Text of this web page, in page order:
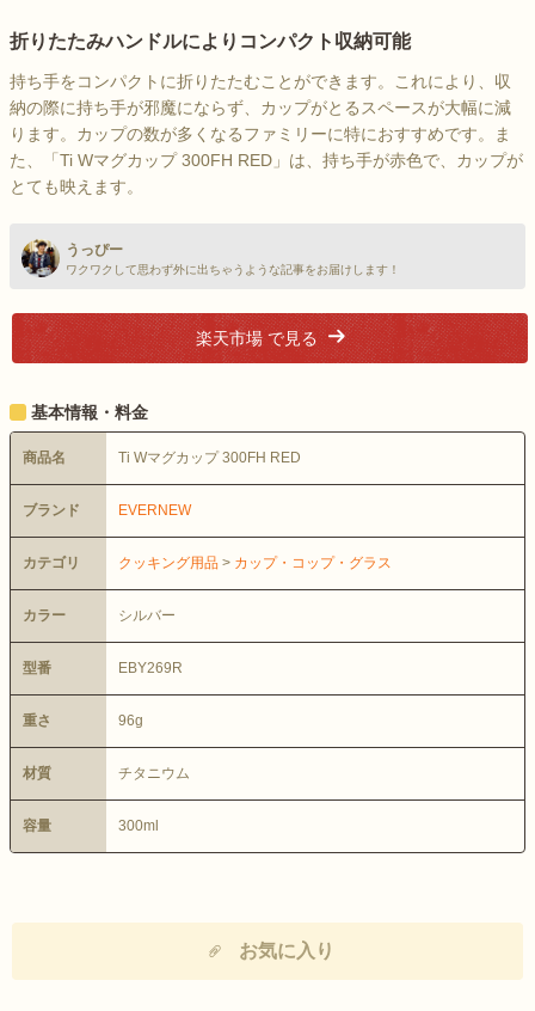
折りたたみハンドルによりコンパクト収納可能
持ち手をコンパクトに折りたたむことができます。これにより、収
納の際に持ち手が邪魔にならず、カップがとるスペースが大幅に減
ります。カップの数が多くなるファミリーに特におすすめです。ま
た、「Ti Wマグカップ 300FH RED」は、持ち手が赤色で、カップが
とても映えます。
うっぴー
ワクワクして思わず外に出ちゃうような記事をお届けします！
楽天市場 で見る
基本情報・料金
商品名 Ti Wマグカップ 300FH RED
ブランド EVERNEW
カテゴリ クッキング用品 > カップ・コップ・グラス
カラー シルバー
型番 EBY269R
重さ 96g
材質 チタニウム
容量 300ml
お気に入り